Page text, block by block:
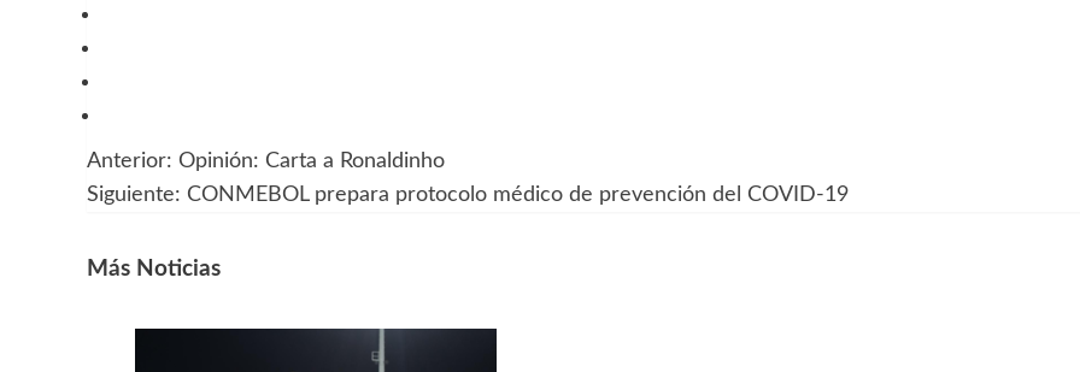
Navegación
entradas
Anterior: Opinión: Carta a Ronaldinho
Siguiente: CONMEBOL prepara protocolo médico de prevención del COVID-19
Más Noticias